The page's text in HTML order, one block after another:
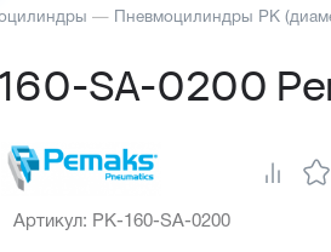
— Пневмоцилиндры PK
SA-0200
Артикул: PK-160-SA-0200